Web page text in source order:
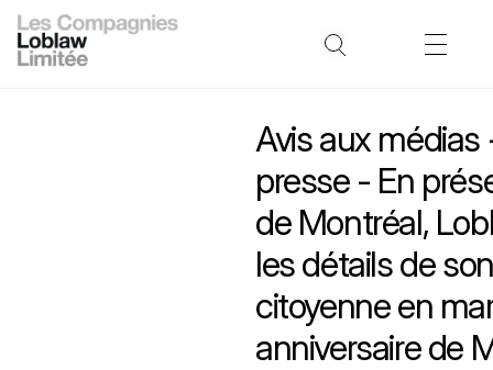
Avis aux médias
presse - En
de Montréal,
les détails de
citoyenne en
anniversaire de